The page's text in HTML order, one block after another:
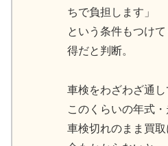
ちで負担します」
という条件もつけ
得だと判断。
車検をわざわざ通し
このくらいの年式・
車検切れのまま買